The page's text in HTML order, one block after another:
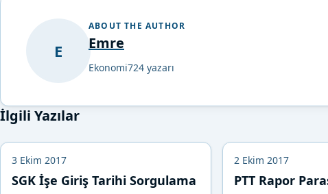
E
ABOUT THE AUTHOR
Emre
Ekonomi724 yazarı
İlgili Yazılar
3 Ekim 2017
SGK İşe Giriş Tarihi Sorgulama
2 Ekim 2017
PTT Rapor